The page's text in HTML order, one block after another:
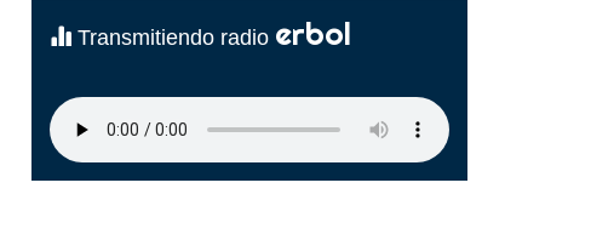
Transmitiendo radio erbol